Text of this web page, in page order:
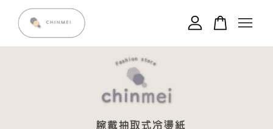
您的購物車目前還是空的。
繼續購物